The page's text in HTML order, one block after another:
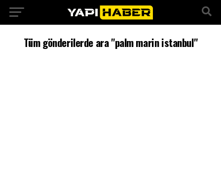
Tüm gönderilerde ara "palm marin istanbul"